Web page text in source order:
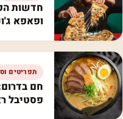
חדשות
ופאפא
תפריטים
חם
פסטיבל